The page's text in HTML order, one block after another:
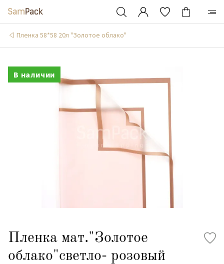
Пленка 58*58 20л "Золотое облако"
В наличии
Пленка мат."Золотое
облако"светло- розовый